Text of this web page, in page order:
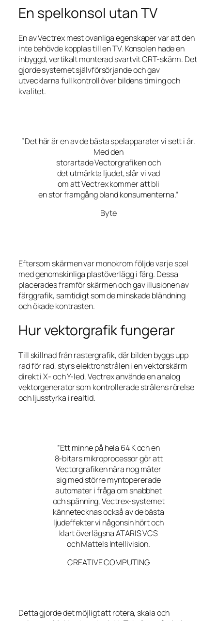
En spelkonsol utan TV
En av Vectrex mest ovanliga egenskaper var att den
inte behövde kopplas till en TV. Konsolen hade en
inbyggd, vertikalt monterad svartvit CRT-skärm. Det
gjorde systemet självförsörjande och gav
utvecklarna full kontroll över bildens timing och
kvalitet.
”Det här är en av de bästa spelapparater vi sett i år.
Med den
storartade Vectorgrafiken och
det utmärkta ljudet, slår vi vad
om att Vectrex kommer att bli
en stor framgång bland konsumenterna.”
Byte
Eftersom skärmen var monokrom följde varje spel
med genomskinliga plastöverlägg i färg. Dessa
placerades framför skärmen och gav illusionen av
färggrafik, samtidigt som de minskade bländning
och ökade kontrasten.
Hur vektorgrafik fungerar
Till skillnad från rastergrafik, där bilden byggs upp
rad för rad, styrs elektronstrålen i en vektorskärm
direkt i X- och Y-led. Vectrex använde en analog
vektorgenerator som kontrollerade strålens rörelse
och ljusstyrka i realtid.
”Ett minne på hela 64 K och en
8-bitars mikroprocessor gör att
Vectorgrafiken nära nog mäter
sig med större myntopererade
automater i fråga om snabbhet
och spänning, Vectrex-systemet
kännetecknas också av de bästa
ljudeffekter vi någonsin hört och
klart överlägsna ATARIS VCS
och Mattels Intellivision.
CREATIVE COMPUTING
Detta gjorde det möjligt att rotera, skala och